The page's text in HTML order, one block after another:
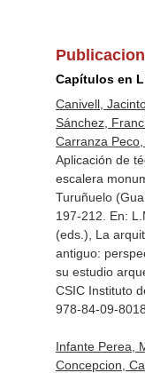
Capítulos en
Canivell,
Sánchez,
Carranza
Aplicación de
escalera
Turuñuelo
197-212. En:
(eds.), La
antiguo:
su estudio
CSIC Instituto
978-84-09-
Infante Perea,
Concepcion,